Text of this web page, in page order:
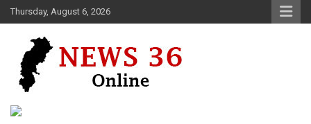
Skip
to
Thursday, August 6, 2026
News 36